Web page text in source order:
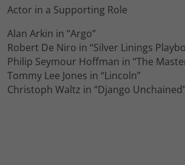
Actor in a Supporting Role
Alan Arkin in “Argo”
Robert De Niro in “Silver Linings
Philip Seymour Hoffman in “The
Tommy Lee Jones in “Lincoln”
Christoph Waltz in “Django Unchained”